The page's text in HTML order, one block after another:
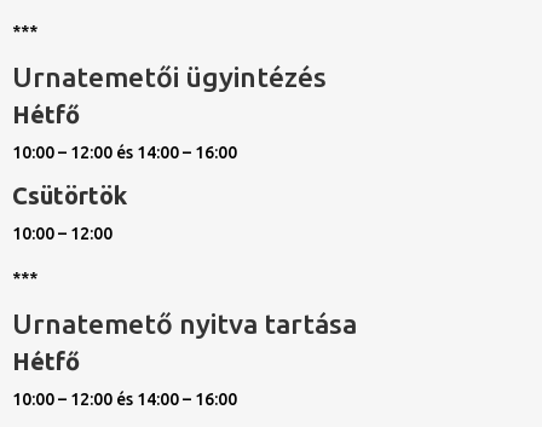
***
Urnatemetői ügyintézés
Hétfő
10:00 – 12:00 és 14:00 – 16:00
Csütörtök
10:00 – 12:00
***
Urnatemető nyitva tartása
Hétfő
10:00 – 12:00 és 14:00 – 16:00